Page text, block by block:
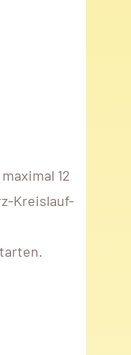
12
Kreislauf-